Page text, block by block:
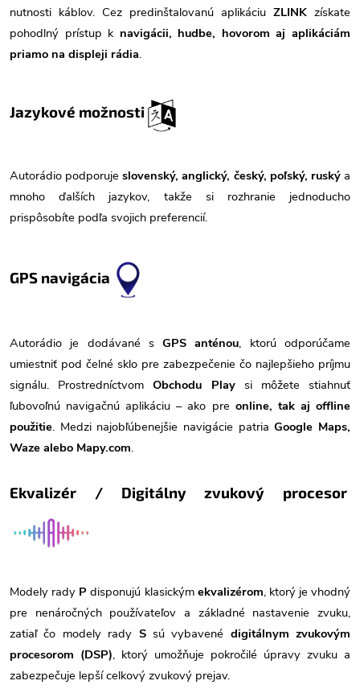
nutnosti káblov. Cez predinštalovanú aplikáciu ZLINK získate
pohodlný prístup k navigácii, hudbe, hovorom aj aplikáciám
priamo na displeji rádia.
Jazykové možnosti
Autorádio podporujeslovenský, anglický, český, poľský, ruskýa
mnoho ďalších jazykov, takže si rozhranie jednoducho
prispôsobíte podľa svojich preferencií.
GPS navigácia
Autorádio je dodávané sGPS anténou, ktorú odporúčame
umiestniť pod čelné sklo pre zabezpečenie čo najlepšieho príjmu
signálu. ProstredníctvomObchodu Playsi môžete stiahnuť
ľubovoľnú navigačnú aplikáciu – ako pre online, tak aj offline
použitie. Medzi najobľúbenejšie navigácie patriaGoogle Maps,
Waze alebo Mapy.com.
Ekvalizér / Digitálny zvukový procesor
Modely rady P disponujú klasickým ekvalizérom, ktorý je vhodný
pre nenáročných používateľov a základné nastavenie zvuku,
zatiaľ čo modely rady Ssú vybavené digitálnym zvukovým
procesorom (DSP), ktorý umožňuje pokročilé úpravy zvuku a
zabezpečuje lepší celkový zvukový prejav.